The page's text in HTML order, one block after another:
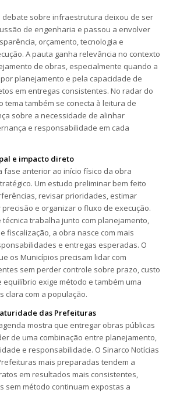
debate sobre infraestrutura deixou de ser
de engenharia e passou a envolver
orçamento, tecnologia e
A pauta ganha relevância no contexto
de obras, especialmente quando a
planejamento e pela capacidade de
em entregas consistentes. No radar do
tema também se conecta à leitura de
sobre a necessidade de alinhar
e responsabilidade em cada
e impacto direto
fase anterior ao início físico da obra
Um estudo preliminar bem feito
revisar prioridades, estimar
precisão e organizar o fluxo de execução.
trabalha junto com planejamento,
fiscalização, a obra nasce com mais
e entregas esperadas. O
os Municípios precisam lidar com
sem perder controle sobre prazo, custo
equilíbrio exige método e também uma
clara com a população.
das Prefeituras
mostra que entregar obras públicas
de uma combinação entre planejamento,
e responsabilidade. O Sinarco Notícias
mais preparadas tendem a
em resultados mais consistentes,
sem método continuam expostas a